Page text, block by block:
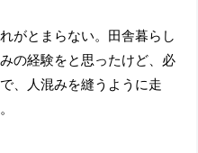
がとまらない。田舎暮らし
の経験をと思ったけど、必
、人混みを縫うように走